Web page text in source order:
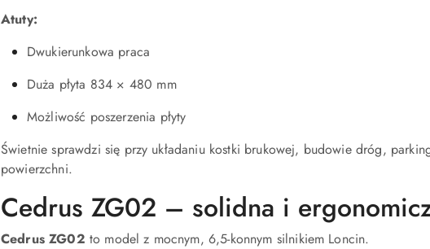
Atuty:
Dwukierunkowa praca
Duża płyta 834 × 480 mm
Możliwość poszerzenia płyty
Świetnie sprawdzi się przy układaniu kostki brukowej, budowie dróg,
powierzchni.
Cedrus ZG02 – solidna i
Cedrus ZG02 to model z mocnym, 6,5-konnym silnikiem Loncin.